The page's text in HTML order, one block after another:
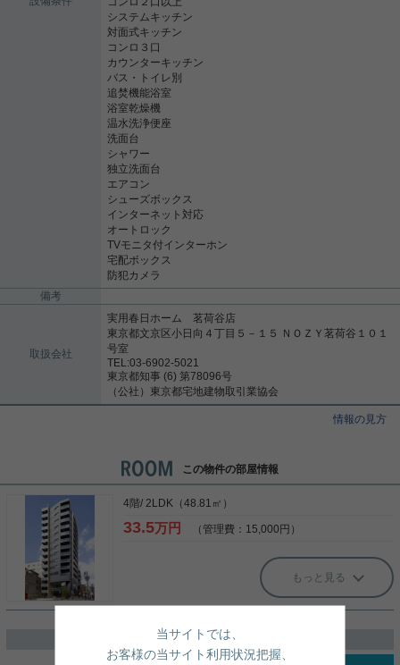
システムキッチン
対面式キッチン
コンロ３口
カウンターキッチン
バス・トイレ別
追焚機能浴室
浴室乾燥機
温水洗浄便座
洗面台
シャワー
独立洗面台
エアコン
シューズボックス
インターネット対応
オートロック
TVモニタ付インターホン
宅配ボックス
防犯カメラ
備考
取扱会社
実用春日ホーム 茗荷谷店
東京都文京区小日向４丁目５－１５ ＮＯＺＹ茗荷谷１０１
号室
TEL:03-6902-5021
東京都知事 (6) 第78096号
（公社）東京都宅地建物取引業協会
情報の見方
この物件の部屋情報
4階/ 2LDK（48.81㎡）
33.5万円 （管理費：15,000円）
もっと見る
過去に掲載したお部屋
当サイトでは、
お客様の当サイト利用状況把握、